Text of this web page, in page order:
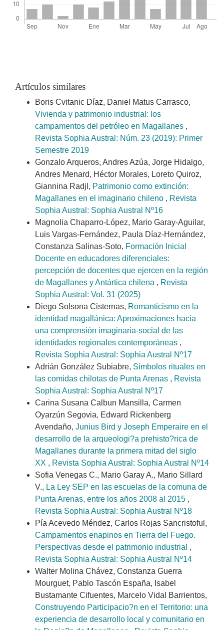
Artículos similares
Boris Cvitanic Díaz, Daniel Matus Carrasco,
Vivienda y patrimonio industrial: los
campamentos del petróleo en Magallanes ,
Revista Sophia Austral: Núm. 23 (2019): Primer
Semestre 2019
Gonzalo Arqueros, Andres Azúa, Jorge Hidalgo,
Andres Menard, Héctor Morales, Loreto Quiroz,
Giannina Radjl, Patrimonio como extinción:
Magallanes en el imaginario chileno , Revista
Sophia Austral: Sophia Austral Nº16
Magnolia Chaparro-López, Mario Garay-Aguilar,
Luis Vargas-Fernández, Paula Díaz-Hernández,
Constanza Salinas-Soto, Formación Inicial
Docente en educadores diferenciales:
percepción de docentes que ejercen en la región
de Magallanes y Antártica chilena , Revista
Sophia Austral: Vol. 31 (2025)
Diego Solsona Cisternas, Romanticismo en la
identidad magallánica: Aproximaciones hacia
una comprensión imaginaria-social de las
identidades regionales contemporáneas ,
Revista Sophia Austral: Sophia Austral Nº17
Adrián González Subiabre, Símbolos rituales en
las comidas chilotas de Punta Arenas , Revista
Sophia Austral: Sophia Austral Nº17
Carina Susana Calbun Mansilla, Carmen
Oyarzún Segovia, Edward Rickenberg
Avendaño, Junius Bird y Joseph Emperaire en el
desarrollo de la arqueologi?a prehisto?rica de
Magallanes durante la primera mitad del siglo
XX , Revista Sophia Austral: Sophia Austral Nº14
Sofia Venegas C., Mario Garay A., Mario Sillard
V., La Ley SEP en las escuelas de la comuna de
Punta Arenas, entre los años 2008 al 2015 ,
Revista Sophia Austral: Sophia Austral Nº18
Pía Acevedo Méndez, Carlos Rojas Sancristoful,
Campamentos enapinos en Tierra del Fuego.
Perspectivas desde el patrimonio industrial ,
Revista Sophia Austral: Sophia Austral Nº14
Walter Molina Chávez, Constanza Guerra
Mourguet, Pablo Tascón España, Isabel
Bustamante Cifuentes, Marcelo Vidal Barrientos,
Construyendo Participacio?n en el Territorio: una
experiencia de desarrollo local y comunitario en